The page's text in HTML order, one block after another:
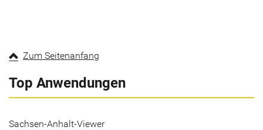
Zum Seitenanfang
Top Anwendungen
Sachsen-Anhalt-Viewer